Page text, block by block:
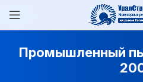
Промышленный